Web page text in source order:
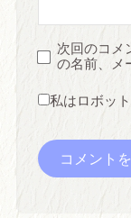
次回のコメ
の名前、メ
私はロボッ